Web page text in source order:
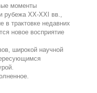
моменты
рубежа XX-XXI вв.,
в трактовке недавних
новое восприятие
широкой научной